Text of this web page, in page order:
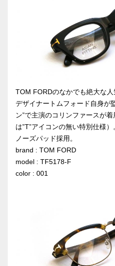
TOM FORDのなかでも絶大な人
デザイナートムフォード自身が
ン”で主演のコリンファースが
は”T”アイコンの無い特別仕様
ノーズパッド採用。
brand : TOM FORD
model : TF5178-F
color : 001